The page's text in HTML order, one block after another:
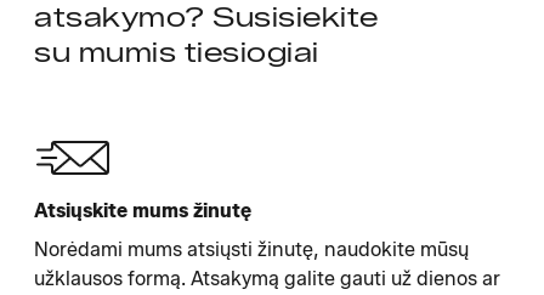
atsakymo? Susisiekite
su mumis tiesiogiai
Atsiųskite mums žinutę
Norėdami mums atsiųsti žinutę, naudokite mūsų
užklausos formą. Atsakymą galite gauti už dienos ar